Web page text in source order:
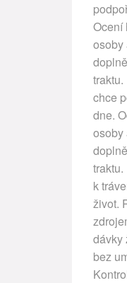
Ocení
osoby
chce
dne.
osoby
k
život.
dávky
bez